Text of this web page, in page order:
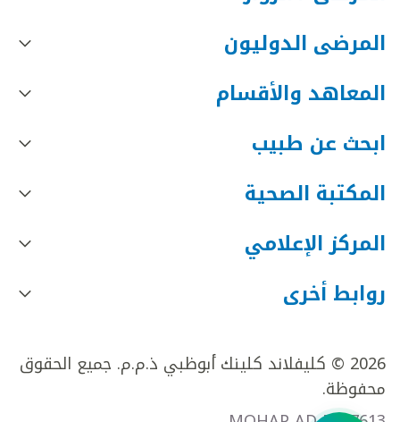
المرضى الدوليون
المعاهد والأقسام
ابحث عن طبيب
المكتبة الصحية
المركز الإعلامي
روابط أخرى
2026 © كليفلاند كلينك أبوظبي ذ.م.م. جميع الحقوق
محفوظة.